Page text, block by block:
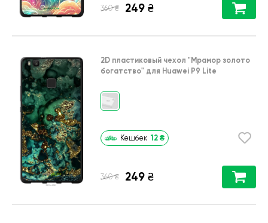
360 ₴ 249 ₴
2D пластиковый чехол "Мрамор золото
богатство" для Huawei P9 Lite
Кешбек 12 ₴
360 ₴ 249 ₴